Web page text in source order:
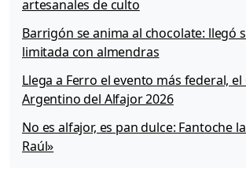
artesanales de culto
Barrigón se anima al chocolate: llegó
limitada con almendras
Llega a Ferro el evento más federal,
Argentino del Alfajor 2026
No es alfajor, es pan dulce: Fantoche
Raúl»